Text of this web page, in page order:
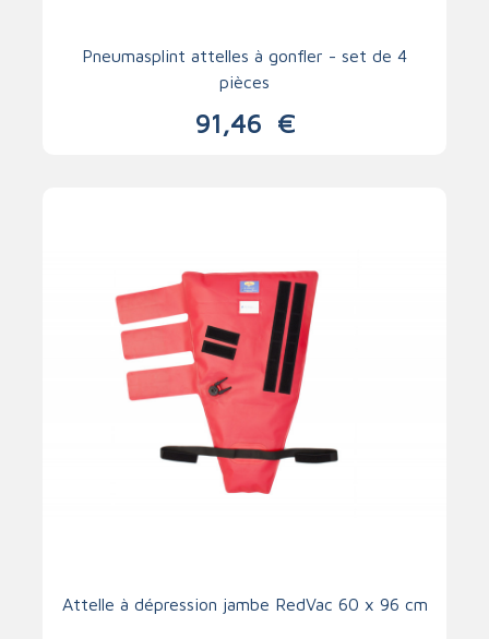
Pneumasplint attelles à gonfler - set de 4
pièces
91,46 €
Attelle à dépression jambe RedVac 60 x 96 cm